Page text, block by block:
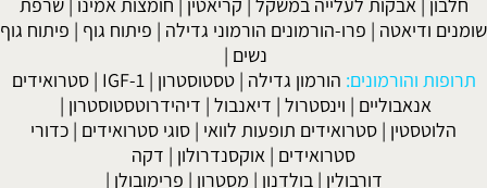
שומנים ודיאטה | פרו-הורמונים הורמוני גדילה | פיתוח גוף | פיתוח גוף
נשים |
תרופות והורמונים: הורמון גדילה |טסטוסטרון |
IGF-1
|סטרואידים
אנאבוליים | וינסטרול | דיאנבול | דיהידרוטסטוסטרון |
הלוטסטין | סטרואידים תופעות לוואי | סוגי סטרואידים | כדורי
סטרואידים | אוקסנדרולון | דקה
דורבולין | בולדנון | מסטרון | פרימובולן |